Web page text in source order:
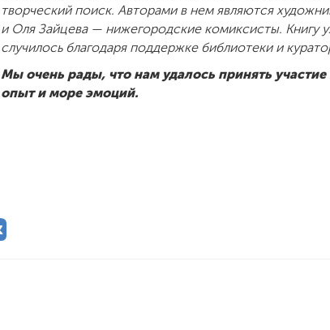
творческий поиск. Авторами в нем являются
и Оля Зайцева — нижегородские комиксисты. Книгу
случилось благодаря поддержке библиотеки и
Мы очень рады, что нам удалось принять
опыт и море эмоций.